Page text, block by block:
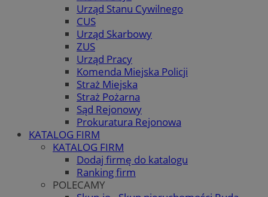
Urząd Stanu Cywilnego
CUS
Urząd Skarbowy
ZUS
Urząd Pracy
Komenda Miejska Policji
Straż Miejska
Straż Pożarna
Sąd Rejonowy
Prokuratura Rejonowa
KATALOG FIRM
KATALOG FIRM
Dodaj firmę do katalogu
Ranking firm
POLECAMY